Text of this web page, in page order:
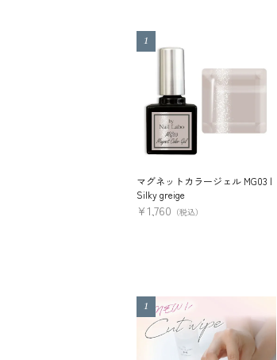
マグネットカラージェル MG03 |
Silky greige
¥1,760 （税込）